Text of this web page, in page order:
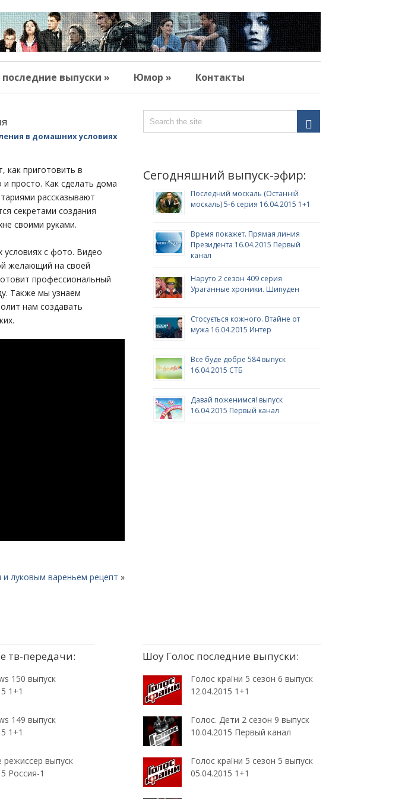
выпуски » Юмор » Контакты
в домашних условиях
как приготовить в
просто. Как сделать дома
рассказывают
секретами создания
своими руками.
условиях с фото. Видео
желающий на своей
профессиональный
Также мы узнаем
нам создавать
луковым вареньем рецепт »
Сегодняшний выпуск-эфир:
Последний москаль (Останній
москаль) 5-6 серия 16.04.2015 1+1
Время покажет. Прямая линия
Президента 16.04.2015 Первый
канал
Наруто 2 сезон 409 серия
Ураганные хроники. Шипуден
Стосується кожного. Втайне от
мужа 16.04.2015 Интер
Все буде добре 584 выпуск
16.04.2015 СТБ
Давай поженимся! выпуск
16.04.2015 Первый канал
тв-передачи:
150 выпуск
1+1
149 выпуск
1+1
режиссер выпуск
Россия-1
Шоу Голос последние выпуски:
Голос країни 5 сезон 6 выпуск
12.04.2015 1+1
Голос. Дети 2 сезон 9 выпуск
10.04.2015 Первый канал
Голос країни 5 сезон 5 выпуск
05.04.2015 1+1